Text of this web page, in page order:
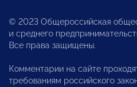
© 2023 Общероссийская
и среднего
Все права защищены.
Комментарии на сайте
требованиям российского